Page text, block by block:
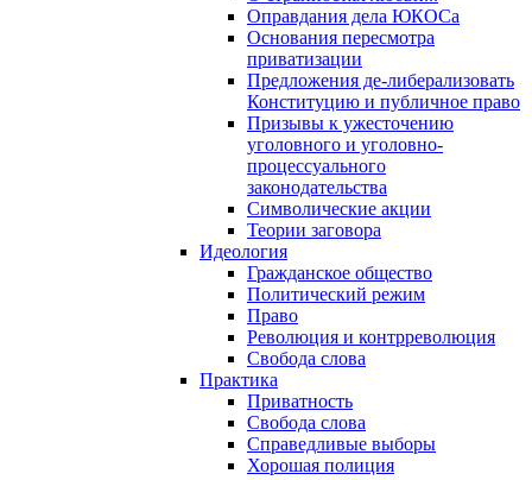
Оправдания дела ЮКОСа
Основания пересмотра
приватизации
Предложения де-либерализовать
Конституцию и публичное право
Призывы к ужесточению
уголовного и уголовно-
процессуального
законодательства
Символические акции
Теории заговора
Идеология
Гражданское общество
Политический режим
Право
Революция и контрреволюция
Свобода слова
Практика
Приватность
Свобода слова
Справедливые выборы
Хорошая полиция